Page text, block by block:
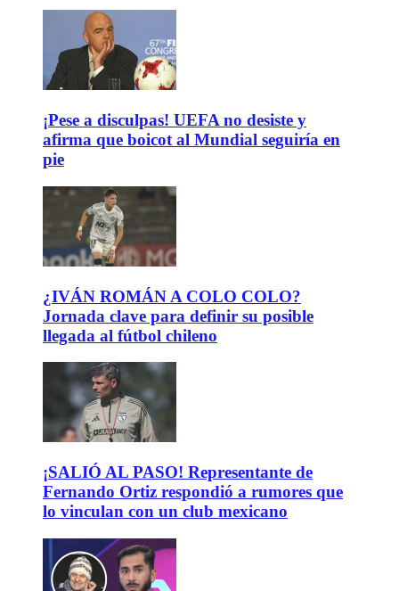
¡Pese a disculpas! UEFA no desiste y
afirma que boicot al Mundial seguiría en
pie
¿IVÁN ROMÁN A COLO COLO?
Jornada clave para definir su posible
llegada al fútbol chileno
¡SALIÓ AL PASO! Representante de
Fernando Ortiz respondió a rumores que
lo vinculan con un club mexicano